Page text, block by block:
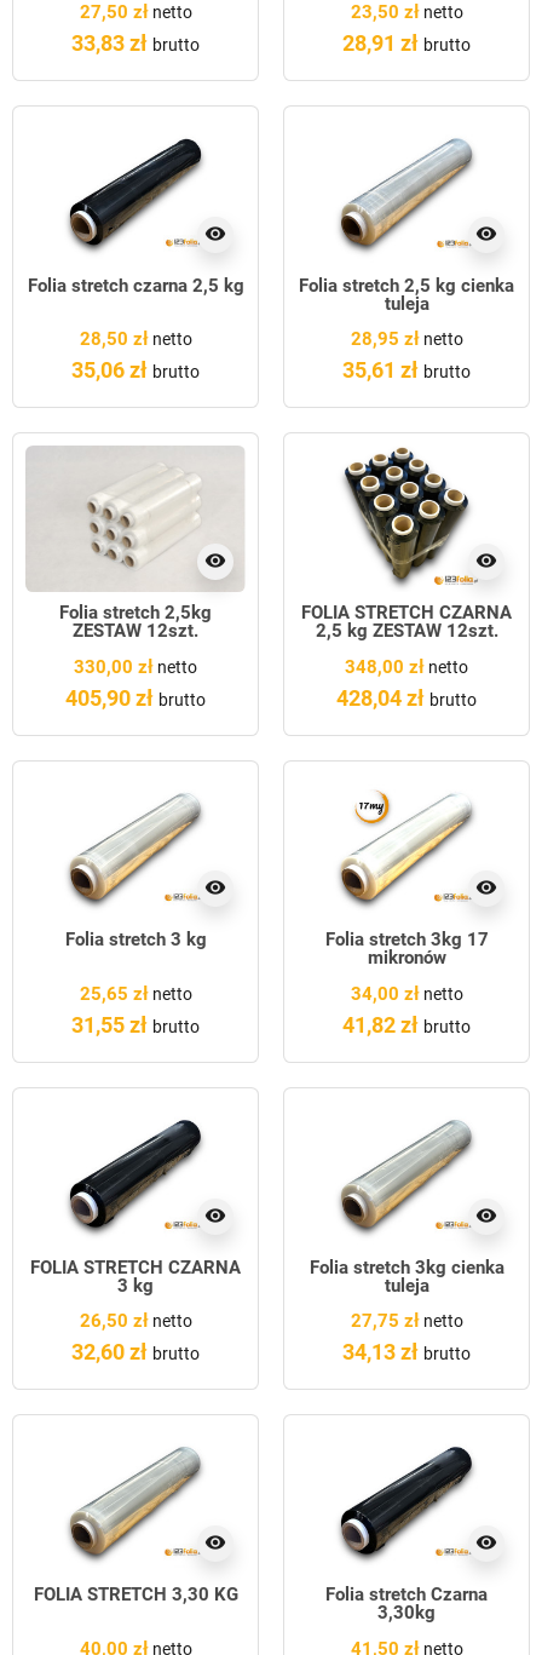
27,50 złnetto
33,83 zł brutto
23,50 złnetto
28,91 zł brutto
visibility
Folia stretch czarna 2,5 kg
28,50 złnetto
35,06 zł brutto
visibility
Folia stretch 2,5 kg cienka
tuleja
28,95 złnetto
35,61 zł brutto
visibility
Folia stretch 2,5kg
ZESTAW 12szt.
330,00 zł netto
405,90 zł brutto
visibility
FOLIA STRETCH CZARNA
2,5 kg ZESTAW 12szt.
348,00 zł netto
428,04 zł brutto
visibility
Folia stretch 3 kg
25,65 złnetto
31,55 zł brutto
visibility
Folia stretch 3kg 17
mikronów
34,00 złnetto
41,82 zł brutto
visibility
FOLIA STRETCH CZARNA
3 kg
26,50 złnetto
32,60 zł brutto
visibility
Folia stretch 3kg cienka
tuleja
27,75 złnetto
34,13 zł brutto
visibility
FOLIA STRETCH 3,30 KG
40,00 złnetto
visibility
Folia stretch Czarna
3,30kg
41,50 złnetto